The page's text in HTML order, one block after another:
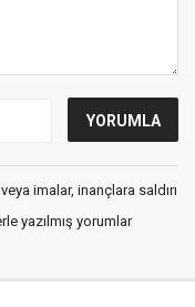
imalar, inançlara saldırı
yazılmış yorumlar